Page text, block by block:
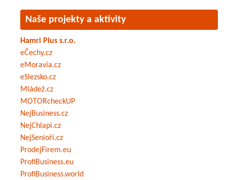
Naše projekty a aktivity
Hamri Plus s.r.o.
eČechy.cz
eMoravia.cz
eSlezsko.cz
Mládež.cz
MOTORcheckUP
NejBusiness.cz
NejChlapi.cz
NejSenioři.cz
ProdejFirem.eu
ProfiBusiness.eu
ProfiBusiness.world